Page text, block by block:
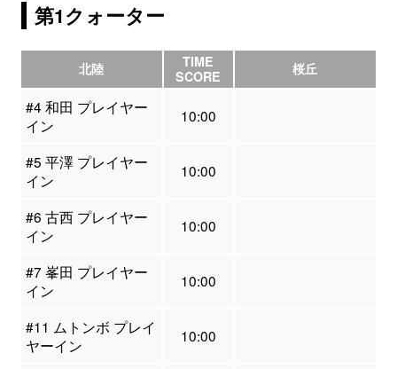
第1クォーター
北陸
TIME
SCORE
桜丘
#4 和田 プレイヤー
イン
10:00
#5 平澤 プレイヤー
イン
10:00
#6 古西 プレイヤー
イン
10:00
#7 峯田 プレイヤー
イン
10:00
#11 ムトンボ プレイ
ヤーイン
10:00